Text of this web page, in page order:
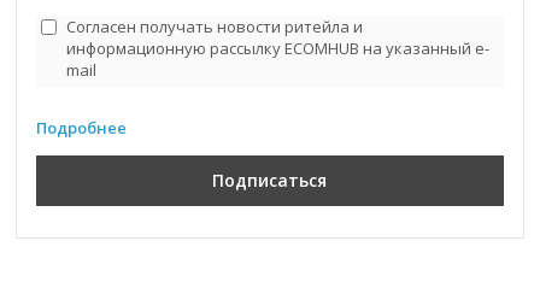
Согласен получать новости ритейла и
информационную рассылку ECOMHUB на указанный e-
mail
Подробнее